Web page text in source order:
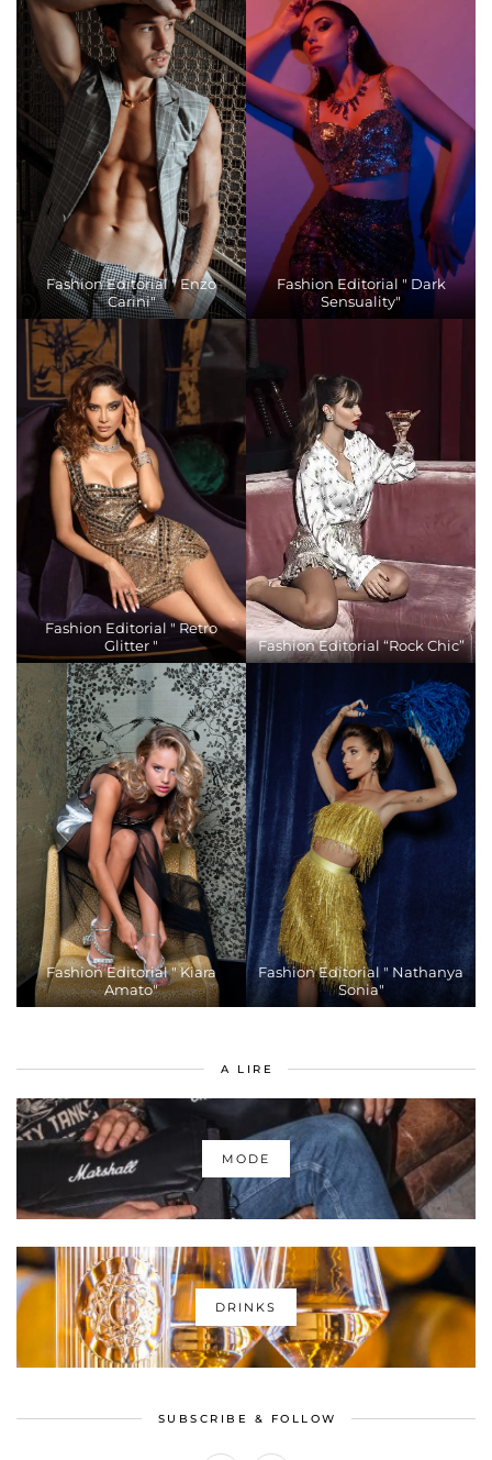
Fashion Editorial " Enzo
Carini"
Fashion Editorial " Dark
Sensuality"
Fashion Editorial " Retro
Glitter "
Fashion Editorial “Rock Chic”
Fashion Editorial " Kiara
Amato"
Fashion Editorial " Nathanya
Sonia"
A LIRE
MODE
DRINKS
SUBSCRIBE & FOLLOW